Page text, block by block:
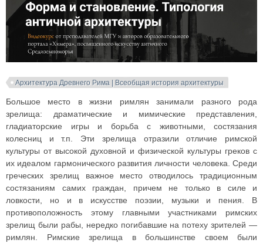
Архитектура Древнего Рима | Всеобщая история архитектуры
Большое место в жизни римлян занимали разного рода
зрелища: драматические и мимические представления,
гладиаторские игры и борьба с животными, состязания
колесниц и т.п. Эти зрелища отразили отличие римской
культуры от высокой духовной и физической культуры греков с
их идеалом гармонического развития личности человека. Среди
греческих зрелищ важное место отводилось традиционным
состязаниям самих граждан, причем не только в силе и
ловкости, но и в искусстве поэзии, музыки и пения. В
противоположность этому главными участниками римских
зрелищ были рабы, нередко погибавшие на потеху зрителей —
римлян. Римские зрелища в большинстве своем были